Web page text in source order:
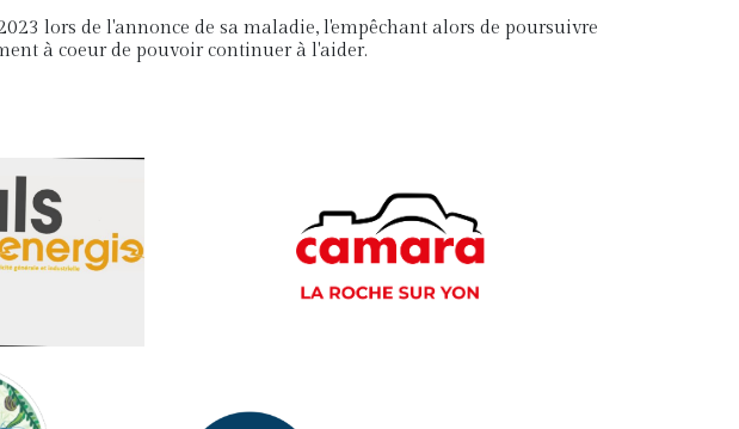
lors de l'annonce de sa maladie, l'empêchant alors de poursuivre
à coeur de pouvoir continuer à l'aider.